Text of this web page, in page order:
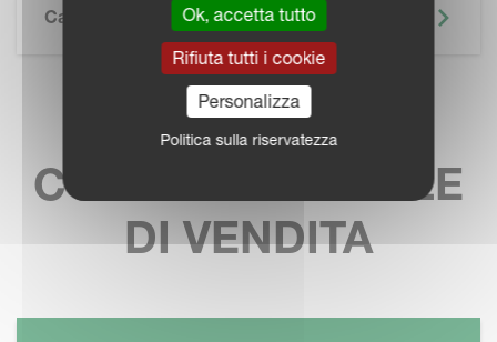
Caratteristiche Tecniche
TROVA IL TUO
CONTATTO LOCALE
DI VENDITA
Ok, accetta tutto
Rifiuta tutti i cookie
Personalizza
Politica sulla riservatezza